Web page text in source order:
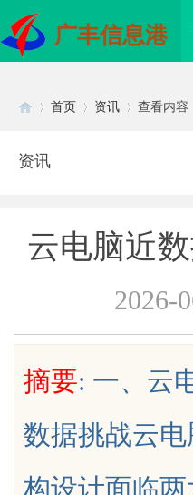
广丰信息港
首页 资讯 查看内容
资讯
云电脑近
2026-
摘要: 一、云
数据挑战云
构设计面临
他免费派单？